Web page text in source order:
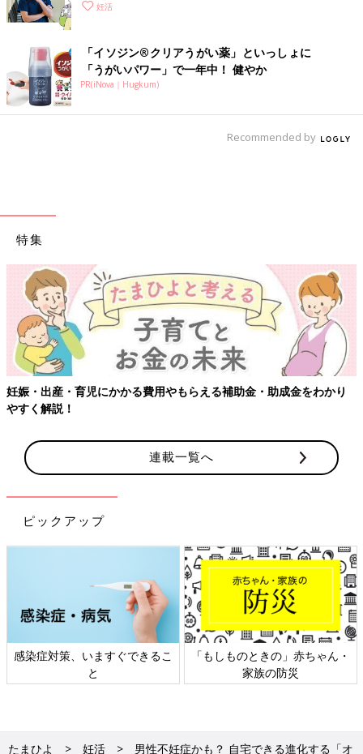
妊活
「イソジン®クリアうがい薬」といっしょに
「うがいパワー」で一年中！ 健やか
PR(iNova｜Hugkum)
Recommended by
特集
妊娠・出産・育児にかかる費用やもらえる補助金・助成金をわかり
やすく解説！
連載一覧へ
ピックアップ
感染症対策、いますぐできるこ
と
「もしものときの」赤ちゃん・
家族の防災
たまひよ 妊活
男性不妊症かも？ 自宅できる進化する「オ